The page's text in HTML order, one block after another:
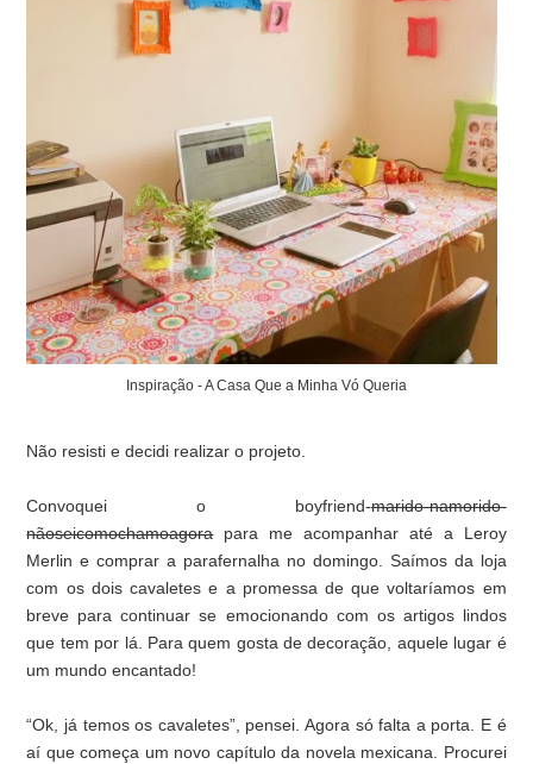
Inspiração - A Casa Que a Minha Vó Queria
Não resisti e decidi realizar o projeto.
Convoquei o boyfriend-marido-namorido-
nãoseicomochamoagorapara me acompanhar até a Leroy
Merlin e comprar a parafernalha no domingo. Saímos da loja
com os dois cavaletes e a promessa de que voltaríamos em
breve para continuar se emocionando com os artigos lindos
que tem por lá. Para quem gosta de decoração, aquele lugar é
um mundo encantado!
“Ok, já temos os cavaletes”, pensei. Agora só falta a porta. E é
aí que começa um novo capítulo da novela mexicana. Procurei